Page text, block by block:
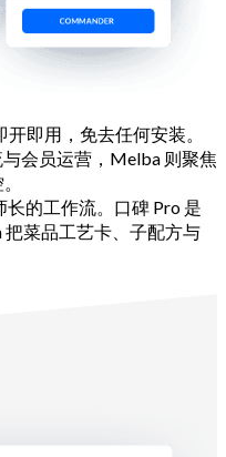
即用，免去任何安装。
会员运营，Melba 则聚焦
的工作流。口碑 Pro 是
菜品工艺卡、子配方与